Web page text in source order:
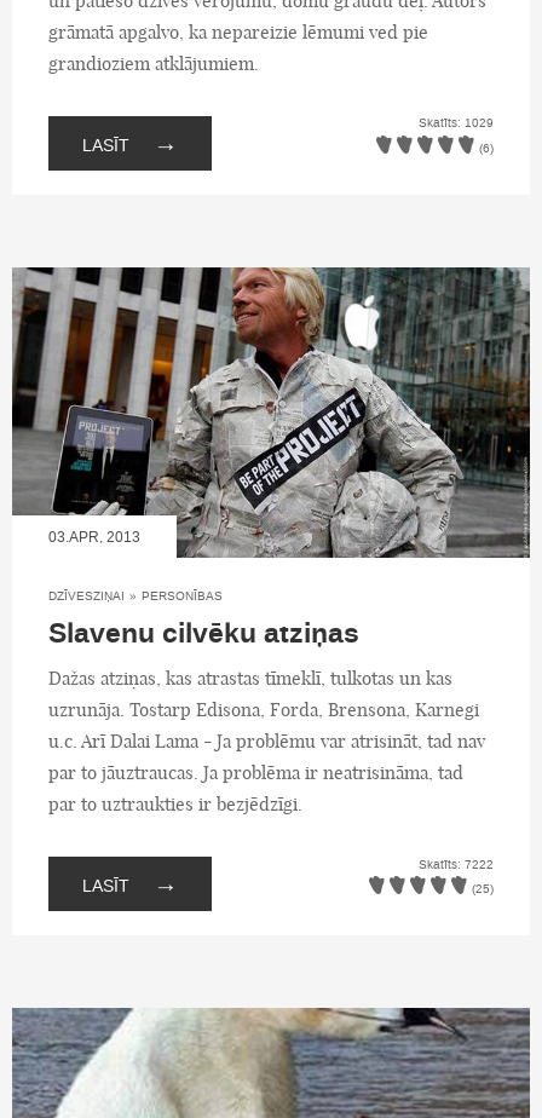
grāmatā apgalvo, ka nepareizie lēmumi ved pie
grandioziem atklājumiem.
LASĪT →
Skatīts: 1029
(6)
03.APR, 2013
DZĪVESZIŅAI » PERSONĪBAS
Slavenu cilvēku atziņas
Dažas atziņas, kas atrastas tīmeklī, tulkotas un kas
uzrunāja. Tostarp Edisona, Forda, Brensona, Karnegi
u.c. Arī Dalai Lama - Ja problēmu var atrisināt, tad nav
par to jāuztraucas. Ja problēma ir neatrisināma, tad
par to uztraukties ir bezjēdzīgi.
LASĪT →
Skatīts: 7222
(25)